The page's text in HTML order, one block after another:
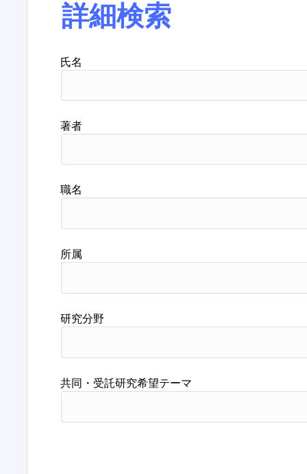
詳細検索
氏名
著者
職名
所属
研究分野
共同・受託研究希望テーマ